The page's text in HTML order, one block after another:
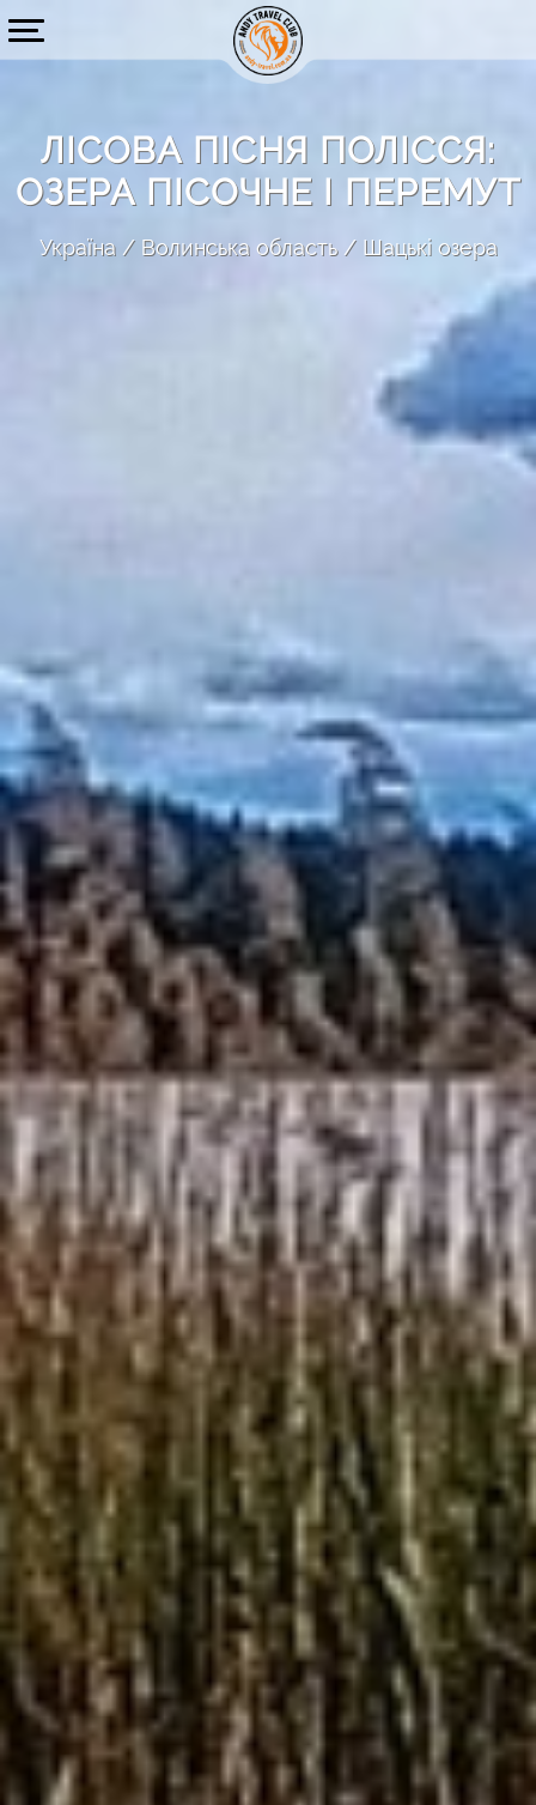
ЛІСОВА ПІСНЯ ПОЛІССЯ:
ОЗЕРА ПІСОЧНЕ І ПЕРЕМУТ
Україна Волинська область Шацькі озера